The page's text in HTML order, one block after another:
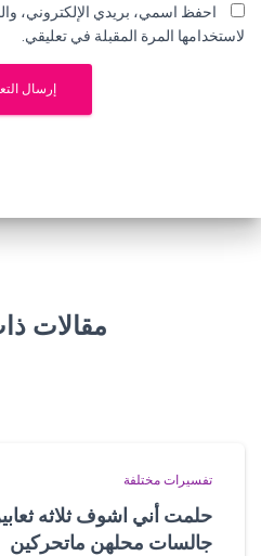
احفظ اسمي، بريدي الإلكتروني،
لاستخدامها المرة المقبلة في تعليقي.
مقالات
تفسيرات مختلفة
حلمت أني اشوف ثلاثه
جالسات محلهن ماتحركين